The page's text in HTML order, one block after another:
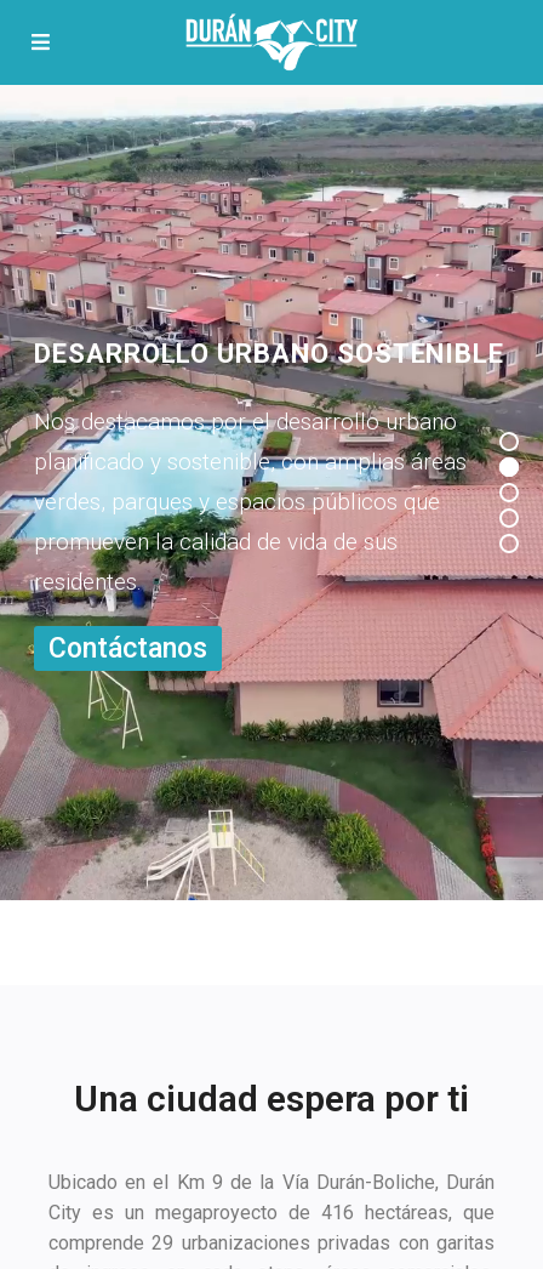
UBICACIÓN ESTRATÉGICA
Contamos con excelentes conexiones viales
que facilitan el desplazamiento hacia otras
ciudades y centros comerciales cercanos.
Contáctanos
Una ciudad espera por ti
Ubicado en el Km 9 de la Vía Durán-Boliche, Durán
City es un megaproyecto de 416 hectáreas, que
comprende 29 urbanizaciones privadas con garitas